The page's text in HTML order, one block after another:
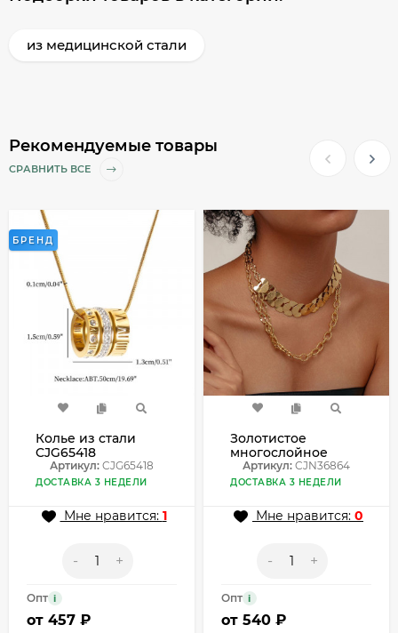
из медицинской стали
Рекомендуемые товары
СРАВНИТЬ ВСЕ
БРЕНД
Колье из стали
CJG65418
Артикул: CJG65418
ДОСТАВКА 3 НЕДЕЛИ
Мне нравится: 1
- +
Опт i
от 457 ₽
Золотистое
многослойное
колье-цепь
CJN36864
Артикул: CJN36864
ДОСТАВКА 3 НЕДЕЛИ
Мне нравится: 0
- +
Опт i
от 540 ₽